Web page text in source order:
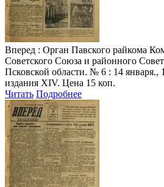
Вперед : Орган Павского райкома
Советского Союза и районного
Псковской области. № 6 : 14 января.,
издания XIV. Цена 15 коп.
Читать Подробнее